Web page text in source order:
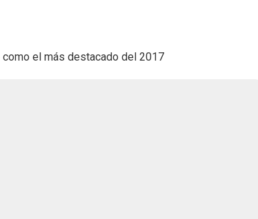
el más destacado del 2017